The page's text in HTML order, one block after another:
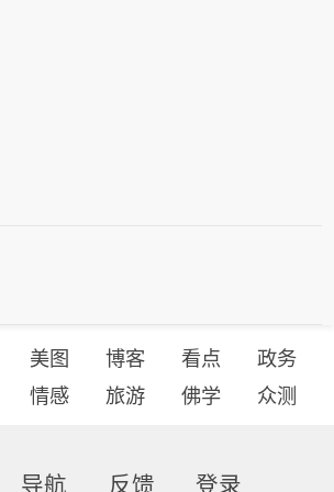
美图 博客 看点
政务
情感 旅游 佛学 众测
导航 反馈 登录